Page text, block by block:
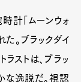
計「ムーンウォ
。ブラックダイ
ストは、ブラッ
な逸脱だ。視認